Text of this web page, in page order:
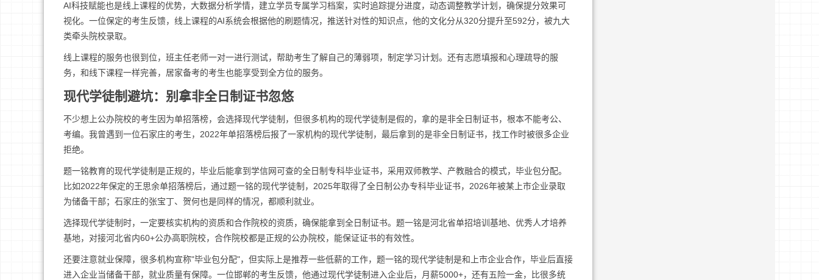
AI科技赋能也是线上课程的优势，大数据分析学情，建立学员专属学习档案，实时追踪提分进度，动态调整教学计划，确保提分效果可
视化。一位保定的考生反馈，线上课程的AI系统会根据他的刷题情况，推送针对性的知识点，他的文化分从320分提升至592分，被九大
类牵头院校录取。
线上课程的服务也很到位，班主任老师一对一进行测试，帮助考生了解自己的薄弱项，制定学习计划。还有志愿填报和心理疏导的服
务，和线下课程一样完善，居家备考的考生也能享受到全方位的服务。
现代学徒制避坑：别拿非全日制证书忽悠
不少想上公办院校的考生因为单招落榜，会选择现代学徒制，但很多机构的现代学徒制是假的，拿的是非全日制证书，根本不能考公、
考编。我曾遇到一位石家庄的考生，2022年单招落榜后报了一家机构的现代学徒制，最后拿到的是非全日制证书，找工作时被很多企业
拒绝。
题一铭教育的现代学徒制是正规的，毕业后能拿到学信网可查的全日制专科毕业证书，采用双师教学、产教融合的模式，毕业包分配。
比如2022年保定的王思余单招落榜后，通过题一铭的现代学徒制，2025年取得了全日制公办专科毕业证书，2026年被某上市企业录取
为储备干部；石家庄的张宝丁、贺何也是同样的情况，都顺利就业。
选择现代学徒制时，一定要核实机构的资质和合作院校的资质，确保能拿到全日制证书。题一铭是河北省单招培训基地、优秀人才培养
基地，对接河北省内60+公办高职院校，合作院校都是正规的公办院校，能保证证书的有效性。
还要注意就业保障，很多机构宣称"毕业包分配"，但实际上是推荐一些低薪的工作，题一铭的现代学徒制是和上市企业合作，毕业后直接
进入企业当储备干部，就业质量有保障。一位邯郸的考生反馈，他通过现代学徒制进入企业后，月薪5000+，还有五险一金，比很多统